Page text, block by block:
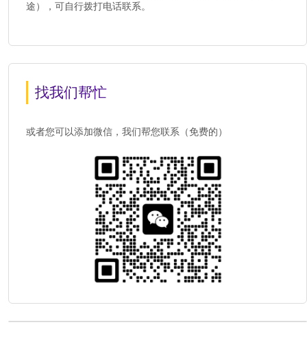
途），可自行拨打电话联系。
找我们帮忙
或者您可以添加微信，我们帮您联系（免费的）